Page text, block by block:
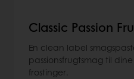
Classic Passion
En clean label
passionsfrugtsmag til
frostinger.